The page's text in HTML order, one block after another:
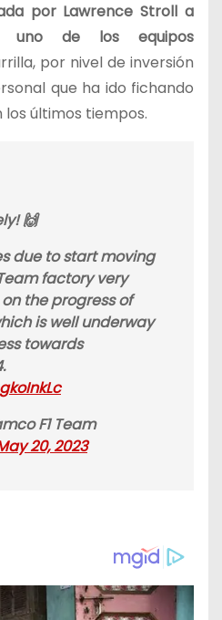
por Lawrence Stroll a
de los equipos
por nivel de inversión
que ha ido fichando
últimos tiempos.
🙌
due to start moving
factory very
the progress of
is well underway
towards
F1 Team
20, 2023